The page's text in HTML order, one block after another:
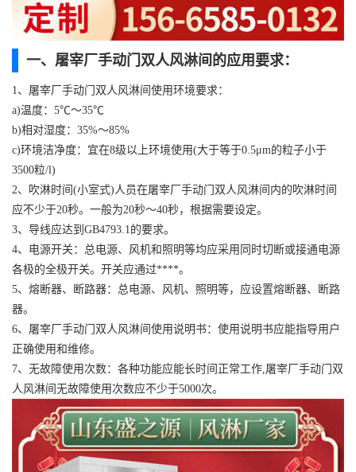
一、屠宰厂手动门双人风淋间的应用要求：
1、屠宰厂手动门双人风淋间使用环境要求：
a)温度：5℃～35℃
b)相对湿度：35%～85%
c)环境洁净度：宜在8级以上环境使用(大于等于0.5μm的粒子小于
3500粒/l)
2、吹淋时间(小室式)人员在屠宰厂手动门双人风淋间内的吹淋时间
应不少于20秒。一般为20秒～40秒，根据需要设定。
3、导线应达到GB4793.1的要求。
4、电源开关：总电源、风机和照明等均应采用同时切断或接通电源
各极的全极开关。开关应通过****。
5、熔断器、断路器：总电源、风机、照明等，应设置熔断器、断路
器。
6、屠宰厂手动门双人风淋间使用说明书：使用说明书应能指导用户
正确使用和维修。
7、无故障使用次数：各种功能应能长时间正常工作,屠宰厂手动门双
人风淋间无故障使用次数应不少于5000次。